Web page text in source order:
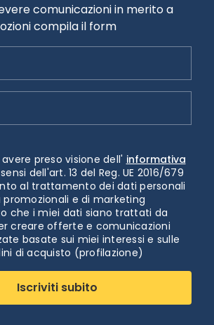
comunicazioni in merito a
compila il form
preso visione dell' informativa
dell'art. 13 del Reg. UE 2016/679
al trattamento dei dati personali
e di marketing
che i miei dati siano trattati da
creare offerte e comunicazioni
basate sui miei interessi e sulle
di acquisto (profilazione)
Iscriviti subito